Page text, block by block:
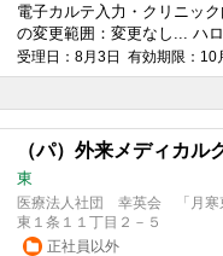
電子カルテ 入力・クリニッ
の変更範囲：変更なし... ハ
受理日：8月3日 有効期限：10
（パ）外来メディカル
東
医療法人社団 幸英会 「月寒
東１条１１丁目２－５
正社員以外